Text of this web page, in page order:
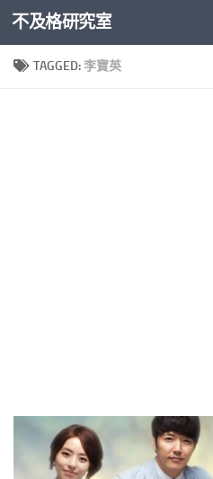
Skip to content
不及格研究室
TAGGED:李寶英